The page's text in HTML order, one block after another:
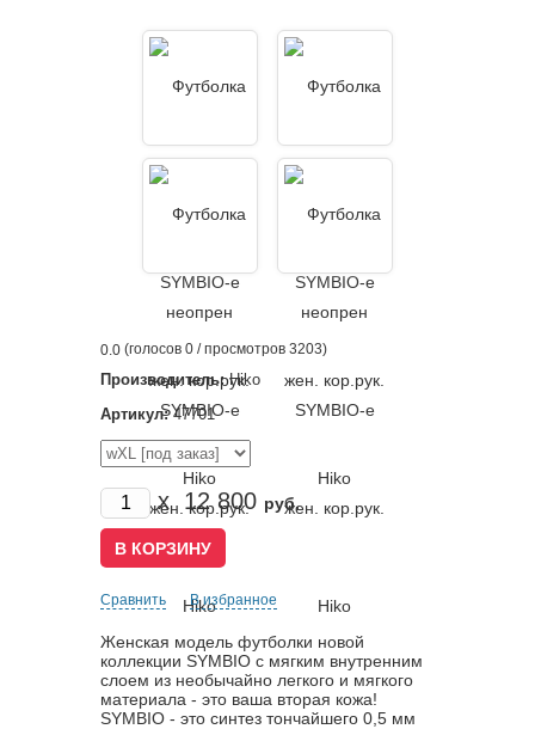
0.0 (голосов 0 / просмотров 3203)
Производитель:Hiko
Артикул:47701
x 12 800 руб.
Сравнить В избранное
Женская модель футболки новой
коллекции SYMBIO с мягким внутренним
слоем из необычайно легкого и мягкого
материала - это ваша вторая кожа!
SYMBIO - это синтез тончайшего 0,5 мм